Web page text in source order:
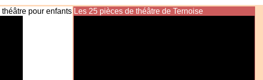
pour enfants Les 25 pièces de théâtre de Ternoise